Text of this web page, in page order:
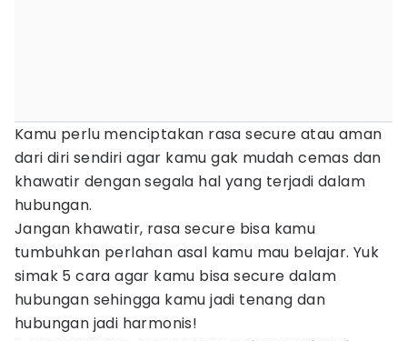
Kamu perlu menciptakan rasa secure atau aman
dari diri sendiri agar kamu gak mudah cemas dan
khawatir dengan segala hal yang terjadi dalam
hubungan.
Jangan khawatir, rasa secure bisa kamu
tumbuhkan perlahan asal kamu mau belajar. Yuk
simak 5 cara agar kamu bisa secure dalam
hubungan sehingga kamu jadi tenang dan
hubungan jadi harmonis!